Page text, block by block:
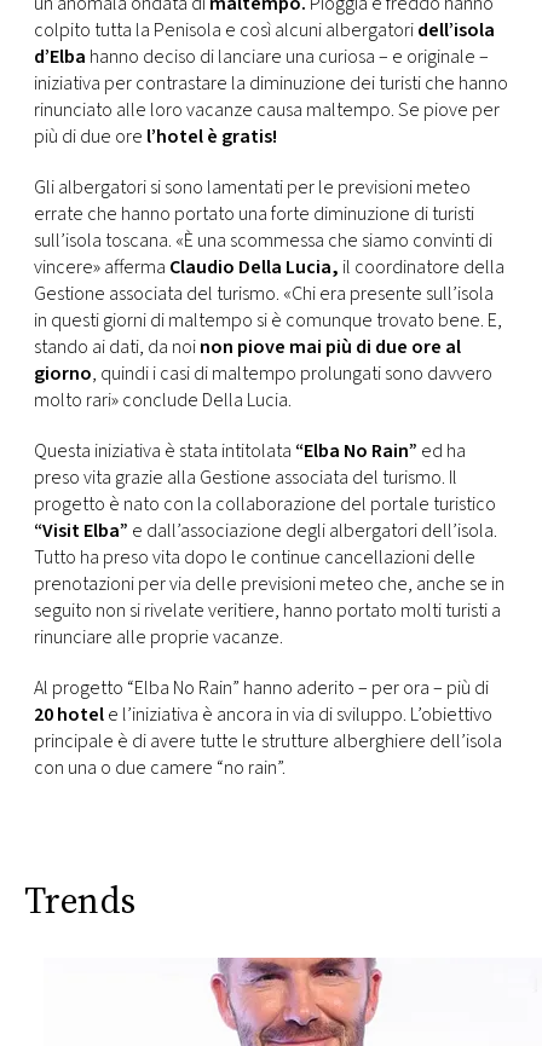
RMC
CONSIGLIA
colpito tutta la Penisola e così alcuni albergatoridell’isola
d’Elba hanno deciso di lanciare una curiosa – e originale –
iniziativa per contrastare la diminuzione dei turisti che hanno
rinunciato alle loro vacanze causa maltempo. Se piove per
più di due ore l’hotel è gratis!
Gli albergatori si sono lamentati per le previsioni meteo
errate che hanno portato una forte diminuzione di turisti
sull’isola toscana. «È una scommessa che siamo convinti di
vincere» afferma Claudio Della Lucia, il coordinatore della
Gestione associata del turismo. «Chi era presente sull’isola
in questi giorni di maltempo si è comunque trovato bene. E,
stando ai dati, da noinon piove mai più di due ore al
giorno, quindi i casi di maltempo prolungati sono davvero
molto rari» conclude Della Lucia.
Questa iniziativa è stata intitolata “Elba No Rain” ed ha
preso vita grazie alla Gestione associata del turismo. Il
progetto è nato con la collaborazione del portale turistico
“Visit Elba” e dall’associazione degli albergatori dell’isola.
Tutto ha preso vita dopo le continue cancellazioni delle
prenotazioni per via delle previsioni meteo che, anche se in
seguito non si rivelate veritiere, hanno portato molti turisti a
rinunciare alle proprie vacanze.
Al progetto “Elba No Rain” hanno aderito – per ora – più di
20 hotele l’iniziativa è ancora in via di sviluppo. L’obiettivo
principale è di avere tutte le strutture alberghiere dell’isola
con una o due camere “no rain”.
Trends